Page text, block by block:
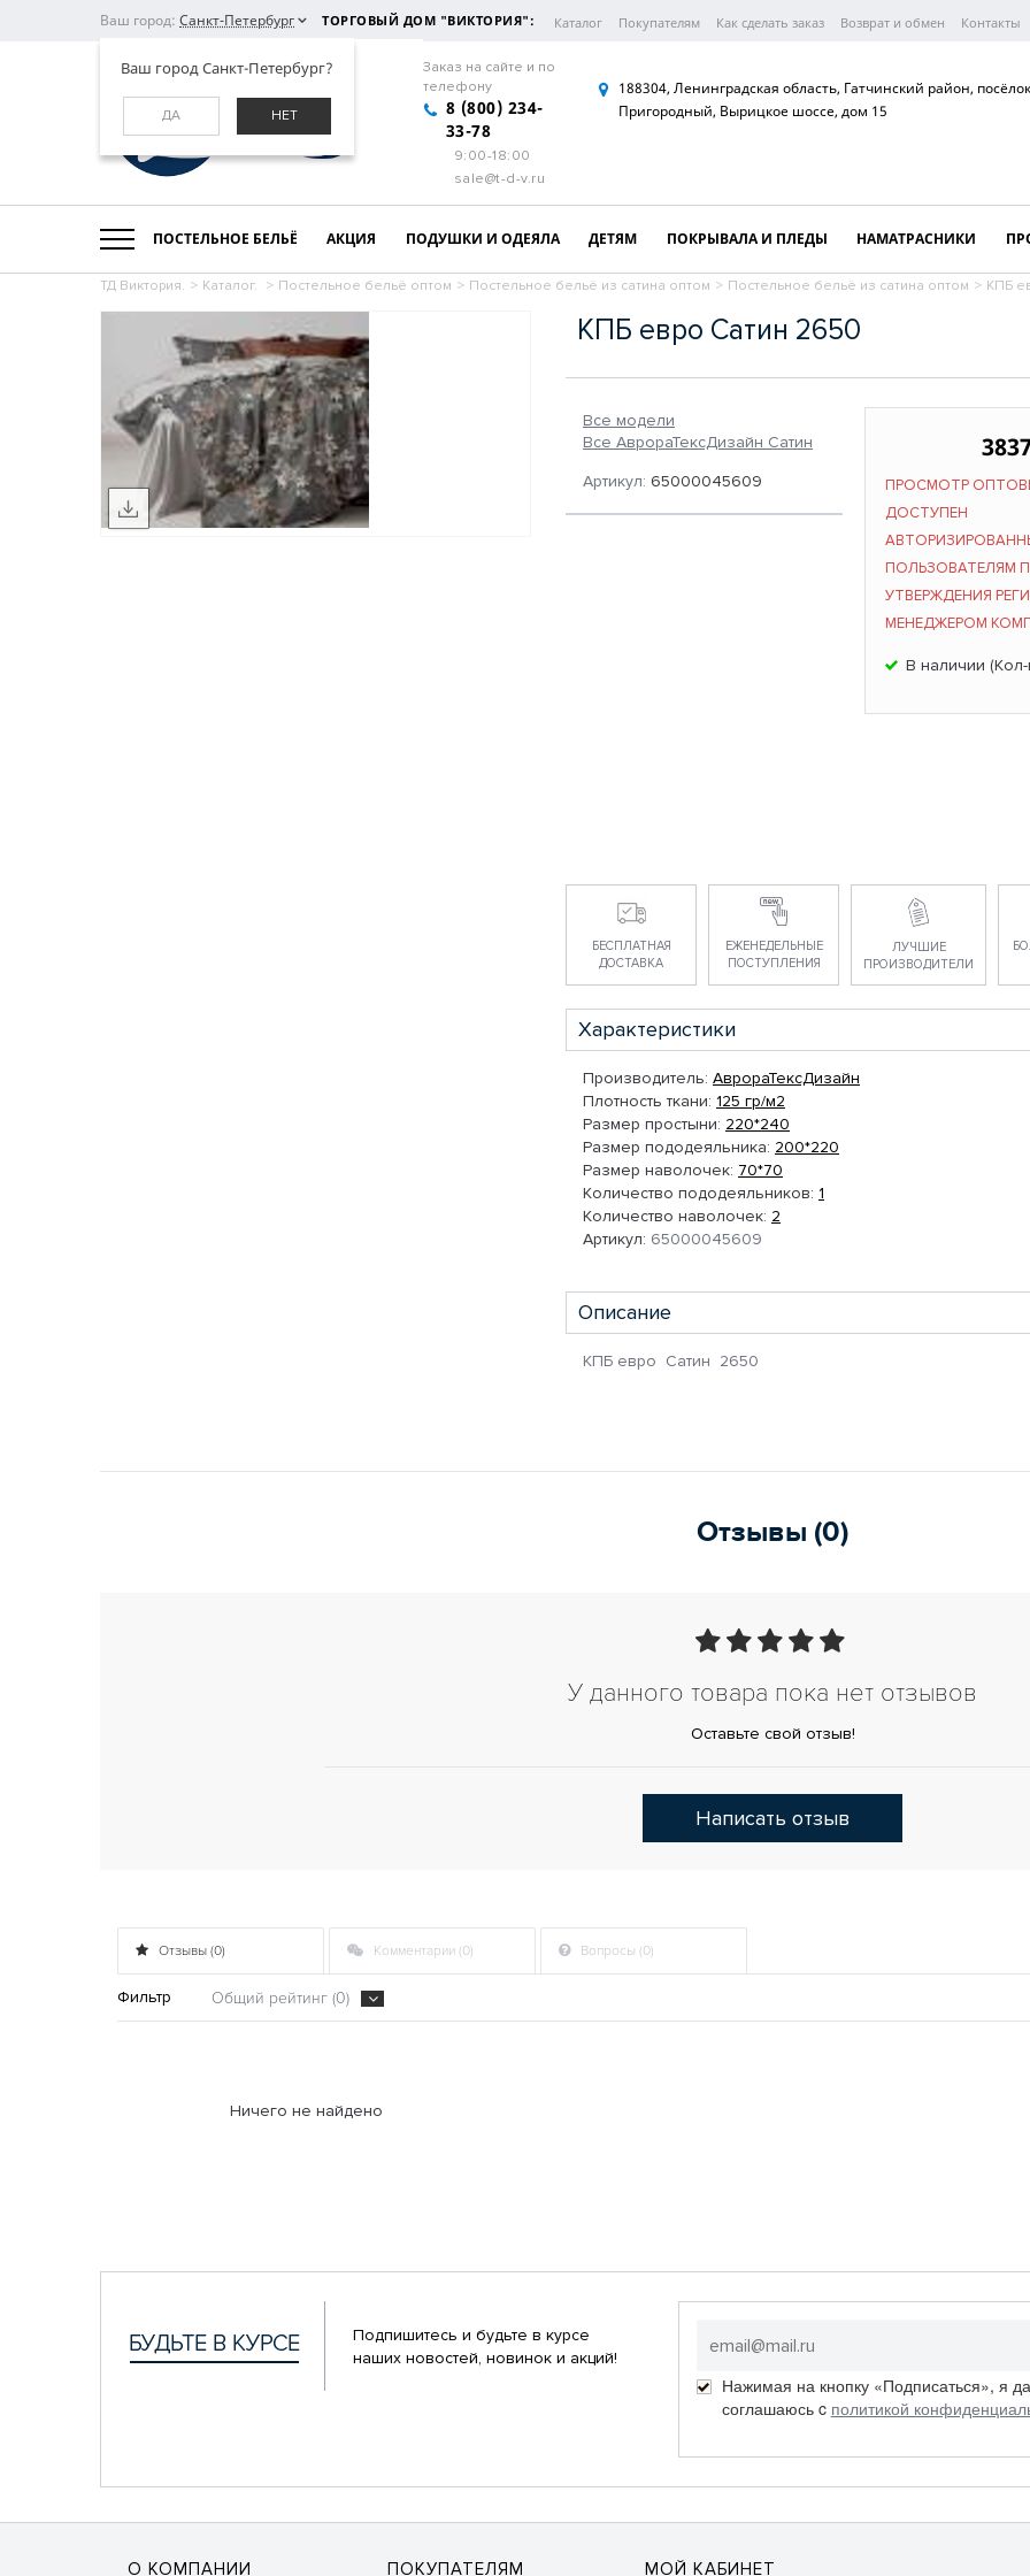
Ваш город: Санкт-Петербург
Ваш город Санкт-Петербург?
ДА НЕТ
ТОРГОВЫЙ ДОМ "ВИКТОРИЯ": Каталог Покупателям Как сделать заказ Возврат и обмен Контакты
Заказ на сайте и по
телефону
8 (800) 234-
33-78
9:00-18:00
sale@t-d-v.ru
188304, Ленинградская область, Гатчинский район, посёлок
Пригородный, Вырицкое шоссе, дом 15
ПОСТЕЛЬНОЕ БЕЛЬЁ АКЦИЯ ПОДУШКИ И ОДЕЯЛА ДЕТЯМ ПОКРЫВАЛА И ПЛЕДЫ НАМАТРАСНИКИ
ТД Виктория. > Каталог. > Постельное бельё оптом > Постельное бельё из сатина оптом > Постельное бельё из сатина оптом > КПБ
КПБ евро Сатин 2650
Все модели
Все АврораТексДизайн Сатин
Артикул: 65000045609
ПРОСМОТР
ДОСТУПЕН
ПОЛЬЗОВАТЕЛЯМ
УТВЕРЖДЕНИЯ
МЕНЕДЖЕРОМ
В наличии
БЕСПЛАТНАЯ
ДОСТАВКА
ЕЖЕНЕДЕЛЬНЫЕ
ПОСТУПЛЕНИЯ
ЛУЧШИЕ
ПРОИЗВОДИТЕЛИ
Характеристики
Производитель: АврораТексДизайн
Плотность ткани: 125 гр/м2
Размер простыни: 220*240
Размер пододеяльника: 200*220
Размер наволочек: 70*70
Количество пододеяльников: 1
Количество наволочек: 2
Артикул: 65000045609
Описание
КПБ евро Сатин 2650
Отзывы (0)
У данного товара пока нет отзывов
Оставьте свой отзыв!
Написать отзыв
Отзывы (0) Комментарии (0) Вопросы (0)
Фильтр Общий рейтинг (0)
Ничего не найдено
Подпишитесь и будьте в курсе
наших новостей, новинок и акций!
Нажимая на кнопку «Подписаться», я
соглашаюсь c политикой
О КОМПАНИИ ПОКУПАТЕЛЯМ МОЙ КАБИНЕТ